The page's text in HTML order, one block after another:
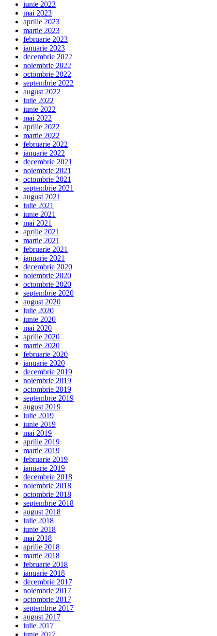
iunie 2023
mai 2023
aprilie 2023
martie 2023
februarie 2023
ianuarie 2023
decembrie 2022
noiembrie 2022
octombrie 2022
septembrie 2022
august 2022
iulie 2022
iunie 2022
mai 2022
aprilie 2022
martie 2022
februarie 2022
ianuarie 2022
decembrie 2021
noiembrie 2021
octombrie 2021
septembrie 2021
august 2021
iulie 2021
iunie 2021
mai 2021
aprilie 2021
martie 2021
februarie 2021
ianuarie 2021
decembrie 2020
noiembrie 2020
octombrie 2020
septembrie 2020
august 2020
iulie 2020
iunie 2020
mai 2020
aprilie 2020
martie 2020
februarie 2020
ianuarie 2020
decembrie 2019
noiembrie 2019
octombrie 2019
septembrie 2019
august 2019
iulie 2019
iunie 2019
mai 2019
aprilie 2019
martie 2019
februarie 2019
ianuarie 2019
decembrie 2018
noiembrie 2018
octombrie 2018
septembrie 2018
august 2018
iulie 2018
iunie 2018
mai 2018
aprilie 2018
martie 2018
februarie 2018
ianuarie 2018
decembrie 2017
noiembrie 2017
octombrie 2017
septembrie 2017
august 2017
iulie 2017
iunie 2017